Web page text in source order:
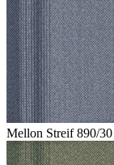
Mellon Streif 890/30